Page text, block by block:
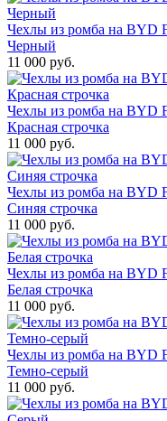
Чехлы из ромба на BYD
Черный
11 000 руб.
Чехлы из ромба на BYD
Красная строчка
11 000 руб.
Чехлы из ромба на BYD
Синяя строчка
11 000 руб.
Чехлы из ромба на BYD
Белая строчка
11 000 руб.
Чехлы из ромба на BYD
Темно-серый
11 000 руб.